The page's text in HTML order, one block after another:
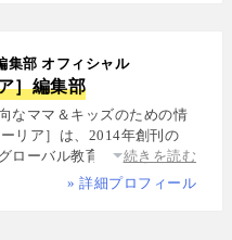
本語の4言語を駆使し、世界
取材を継続. 親子留学、バイ
語、子どもオンライン英会
く信頼性の高い情報を発信
てツイッター入門』ほか、日
などでの寄稿・監修実績多数
集部 オフィシャル
］編集部
なママ＆キッズのための情
リア］は、2014年創刊の
ローバル教育」に特化した
じめて触れるお子様から帰国
続きを読む
» 詳細プロフィール